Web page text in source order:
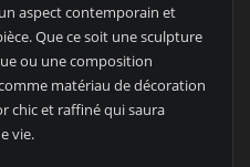
aspect contemporain et
Que ce soit une sculpture
ou une composition
matériau de décoration
chic et raffiné qui saura
vie.